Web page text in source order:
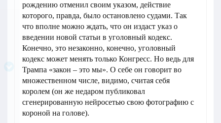
рождению отменил своим указом, действие
которого, правда, было остановлено судами. Так
что вполне можно ждать, что он издаст указ о
введении новой статьи в уголовный кодекс.
Конечно, это незаконно, конечно, уголовный
кодекс может менять только Конгресс. Но ведь для
Трампа «закон – это мы». О себе он говорит во
множественном числе, видимо, считая себя
королем (он же недаром публиковал
сгенерированную нейросетью свою фотографию с
короной на голове).